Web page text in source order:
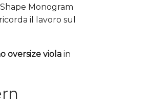
Monogram
il lavoro sul
oversize viola in